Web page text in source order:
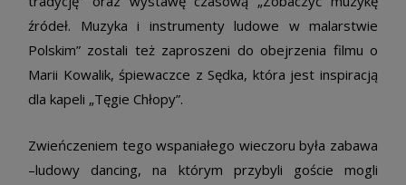
źródeł. Muzyka i instrumenty ludowe w malarstwie
Polskim” zostali też zaproszeni do obejrzenia filmu o
Marii Kowalik, śpiewaczce z Sędka, która jest inspiracją
dla kapeli „Tęgie Chłopy”.
Zwieńczeniem tego wspaniałego wieczoru była zabawa
–ludowy dancing, na którym przybyli goście mogli